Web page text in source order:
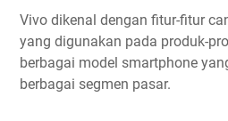
Vivo dikenal dengan fitur-fitur
yang digunakan pada produk-
berbagai model smartphone
berbagai segmen pasar.